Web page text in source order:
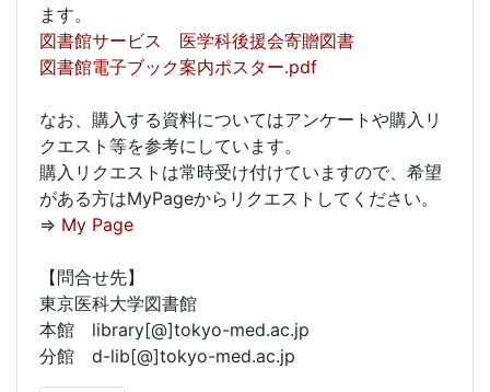
ます。
図書館サービス 医学科後援会寄贈図書
図書館電子ブック案内ポスター.pdf
なお、購入する資料についてはアンケートや購入リ
クエスト等を参考にしています。
購入リクエストは常時受け付けていますので、希望
がある方はMyPageからリクエストしてください。
⇒ My Page
【問合せ先】
東京医科大学図書館
本館 library[@]tokyo-med.ac.jp
分館 d-lib[@]tokyo-med.ac.jp